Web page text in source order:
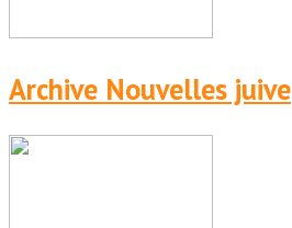
Archive Nouvelles juive